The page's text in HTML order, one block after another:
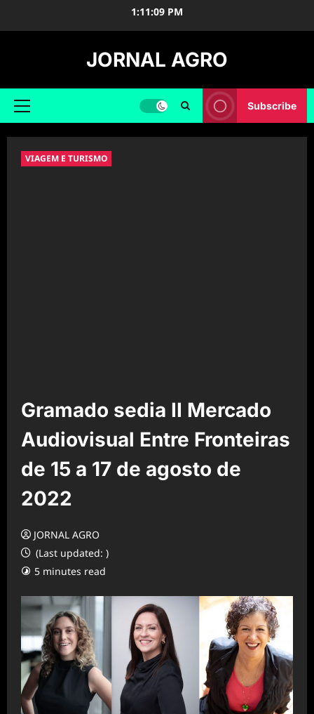
1:11:10 PM
JORNAL AGRO
Primary
Subscribe
VIAGEM E TURISMO
Gramado sedia II Mercado
Audiovisual Entre Fronteiras
de 15 a 17 de agosto de
2022
JORNAL AGRO
(Last updated: )
5 minutes read